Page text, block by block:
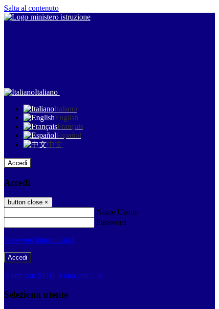
Salta al contenuto
Italiano
Italiano
English
Français
Español
中文
Accedi
Accedi
button close ×
Nome Utente
Password
Password dimenticata?
-
Entra con SPID Entra con CIE
Seleziona utente